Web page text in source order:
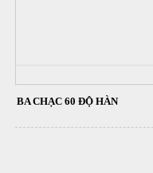
BA CHẠC 60 ĐỘ HÀN